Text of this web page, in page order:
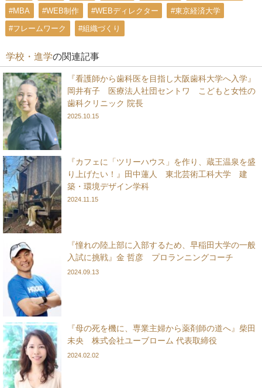
#MBA #WEB制作 #WEBディレクター #東京経済大学
#フレームワーク #組織づくり
学校・進学の関連記事
『看護師から歯科医を目指し大阪歯科大学へ入学』
岡井有子 医療法人社団セントワ こどもと女性の
歯科クリニック 院長
2025.10.15
『カフェに「ツリーハウス」を作り、蔵王温泉を盛
り上げたい！』田中蓮人 東北芸術工科大学 建
築・環境デザイン学科
2024.11.15
『憧れの陸上部に入部するため、早稲田大学の一般
入試に挑戦』金 哲彦 プロランニングコーチ
2024.09.13
『母の死を機に、専業主婦から薬剤師の道へ』柴田
未央 株式会社ユーブローム 代表取締役
2024.02.02